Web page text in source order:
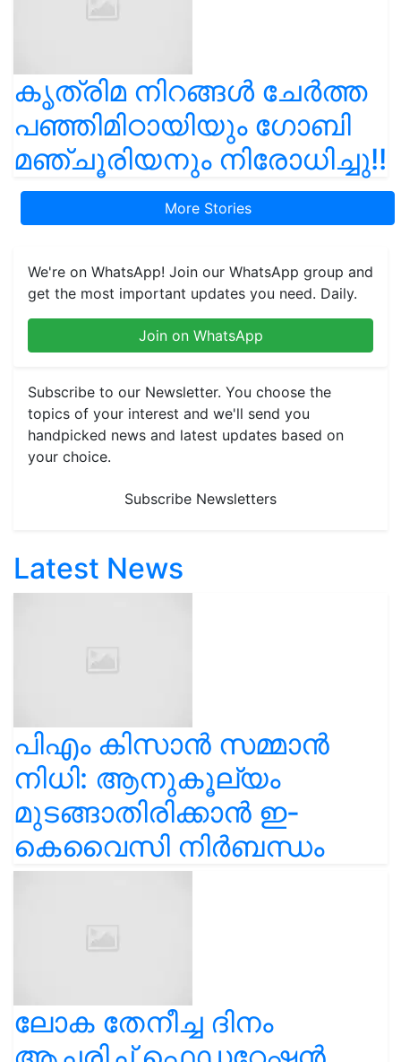
കൃത്രിമ നിറങ്ങൾ ചേർത്ത
പഞ്ഞിമിഠായിയും ഗോബി
മഞ്ചൂരിയനും നിരോധിച്ചു!!
More Stories
We're on WhatsApp! Join our WhatsApp group and
get the most important updates you need. Daily.
Join on WhatsApp
Subscribe to our Newsletter. You choose the
topics of your interest and we'll send you
handpicked news and latest updates based on
your choice.
Subscribe Newsletters
Latest News
പിഎം കിസാൻ സമ്മാൻ
നിധി: ആനുകൂല്യം
മുടങ്ങാതിരിക്കാൻ ഇ-
കെവൈസി നിർബന്ധം
ലോക തേനീച്ച ദിനം